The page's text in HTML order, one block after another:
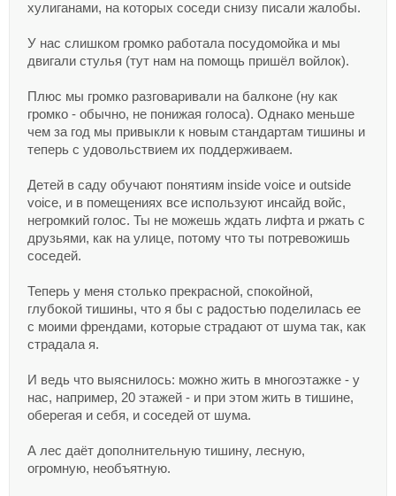
хулиганами, на которых соседи снизу писали жалобы.
У нас слишком громко работала посудомойка и мы
двигали стулья (тут нам на помощь пришёл войлок).
Плюс мы громко разговаривали на балконе (ну как
громко - обычно, не понижая голоса). Однако меньше
чем за год мы привыкли к новым стандартам тишины и
теперь с удовольствием их поддерживаем.
Детей в саду обучают понятиям inside voice и outside
voice, и в помещениях все используют инсайд войс,
негромкий голос. Ты не можешь ждать лифта и ржать с
друзьями, как на улице, потому что ты потревожишь
соседей.
Теперь у меня столько прекрасной, спокойной,
глубокой тишины, что я бы с радостью поделилась ее
с моими френдами, которые страдают от шума так, как
страдала я.
И ведь что выяснилось: можно жить в многоэтажке - у
нас, например, 20 этажей - и при этом жить в тишине,
оберегая и себя, и соседей от шума.
А лес даёт дополнительную тишину, лесную,
огромную, необъятную.